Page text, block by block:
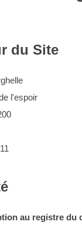
du Site
l'espoir
au registre du